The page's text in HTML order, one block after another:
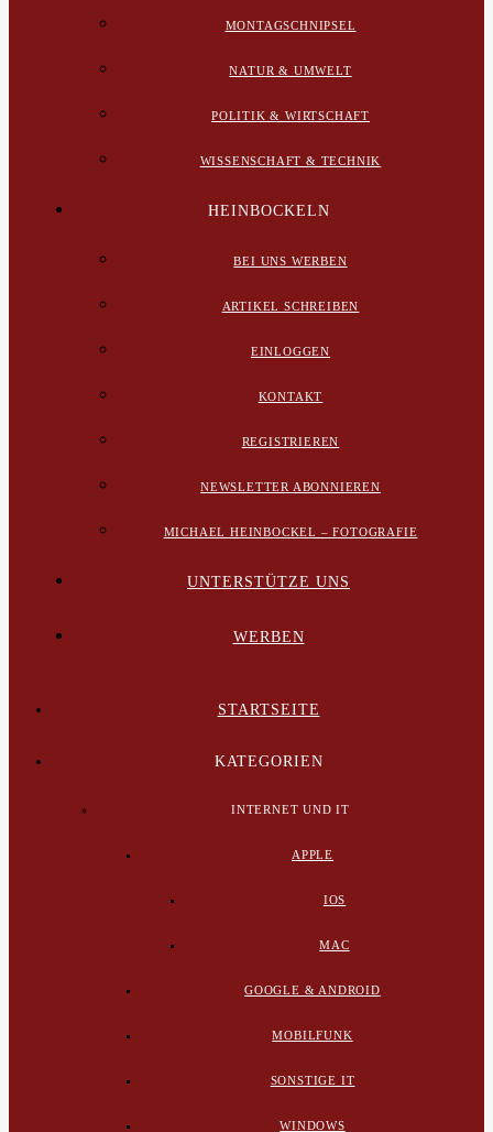
MONTAGSCHNIPSEL
NATUR & UMWELT
POLITIK & WIRTSCHAFT
WISSENSCHAFT & TECHNIK
HEINBOCKELN
BEI UNS WERBEN
ARTIKEL SCHREIBEN
EINLOGGEN
KONTAKT
REGISTRIEREN
NEWSLETTER ABONNIEREN
MICHAEL HEINBOCKEL – FOTOGRAFIE
UNTERSTÜTZE UNS
WERBEN
STARTSEITE
KATEGORIEN
INTERNET UND IT
APPLE
IOS
MAC
GOOGLE & ANDROID
MOBILFUNK
SONSTIGE IT
WINDOWS